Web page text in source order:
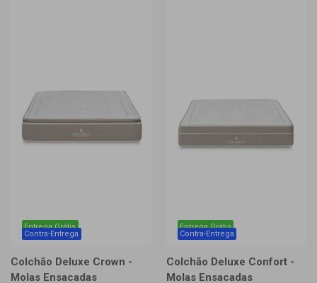
Entrega Grátis
Contra-Entrega
Colchão Deluxe Crown -
Molas Ensacadas
Entrega Grátis
Contra-Entrega
Colchão Deluxe Confort -
Molas Ensacadas